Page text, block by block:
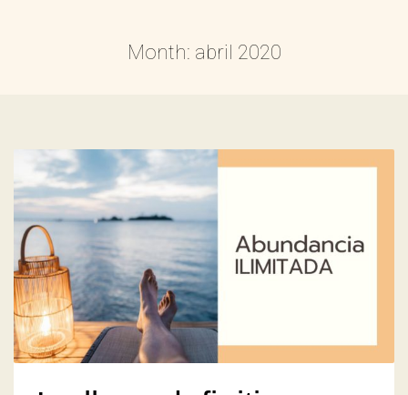
Month: abril 2020